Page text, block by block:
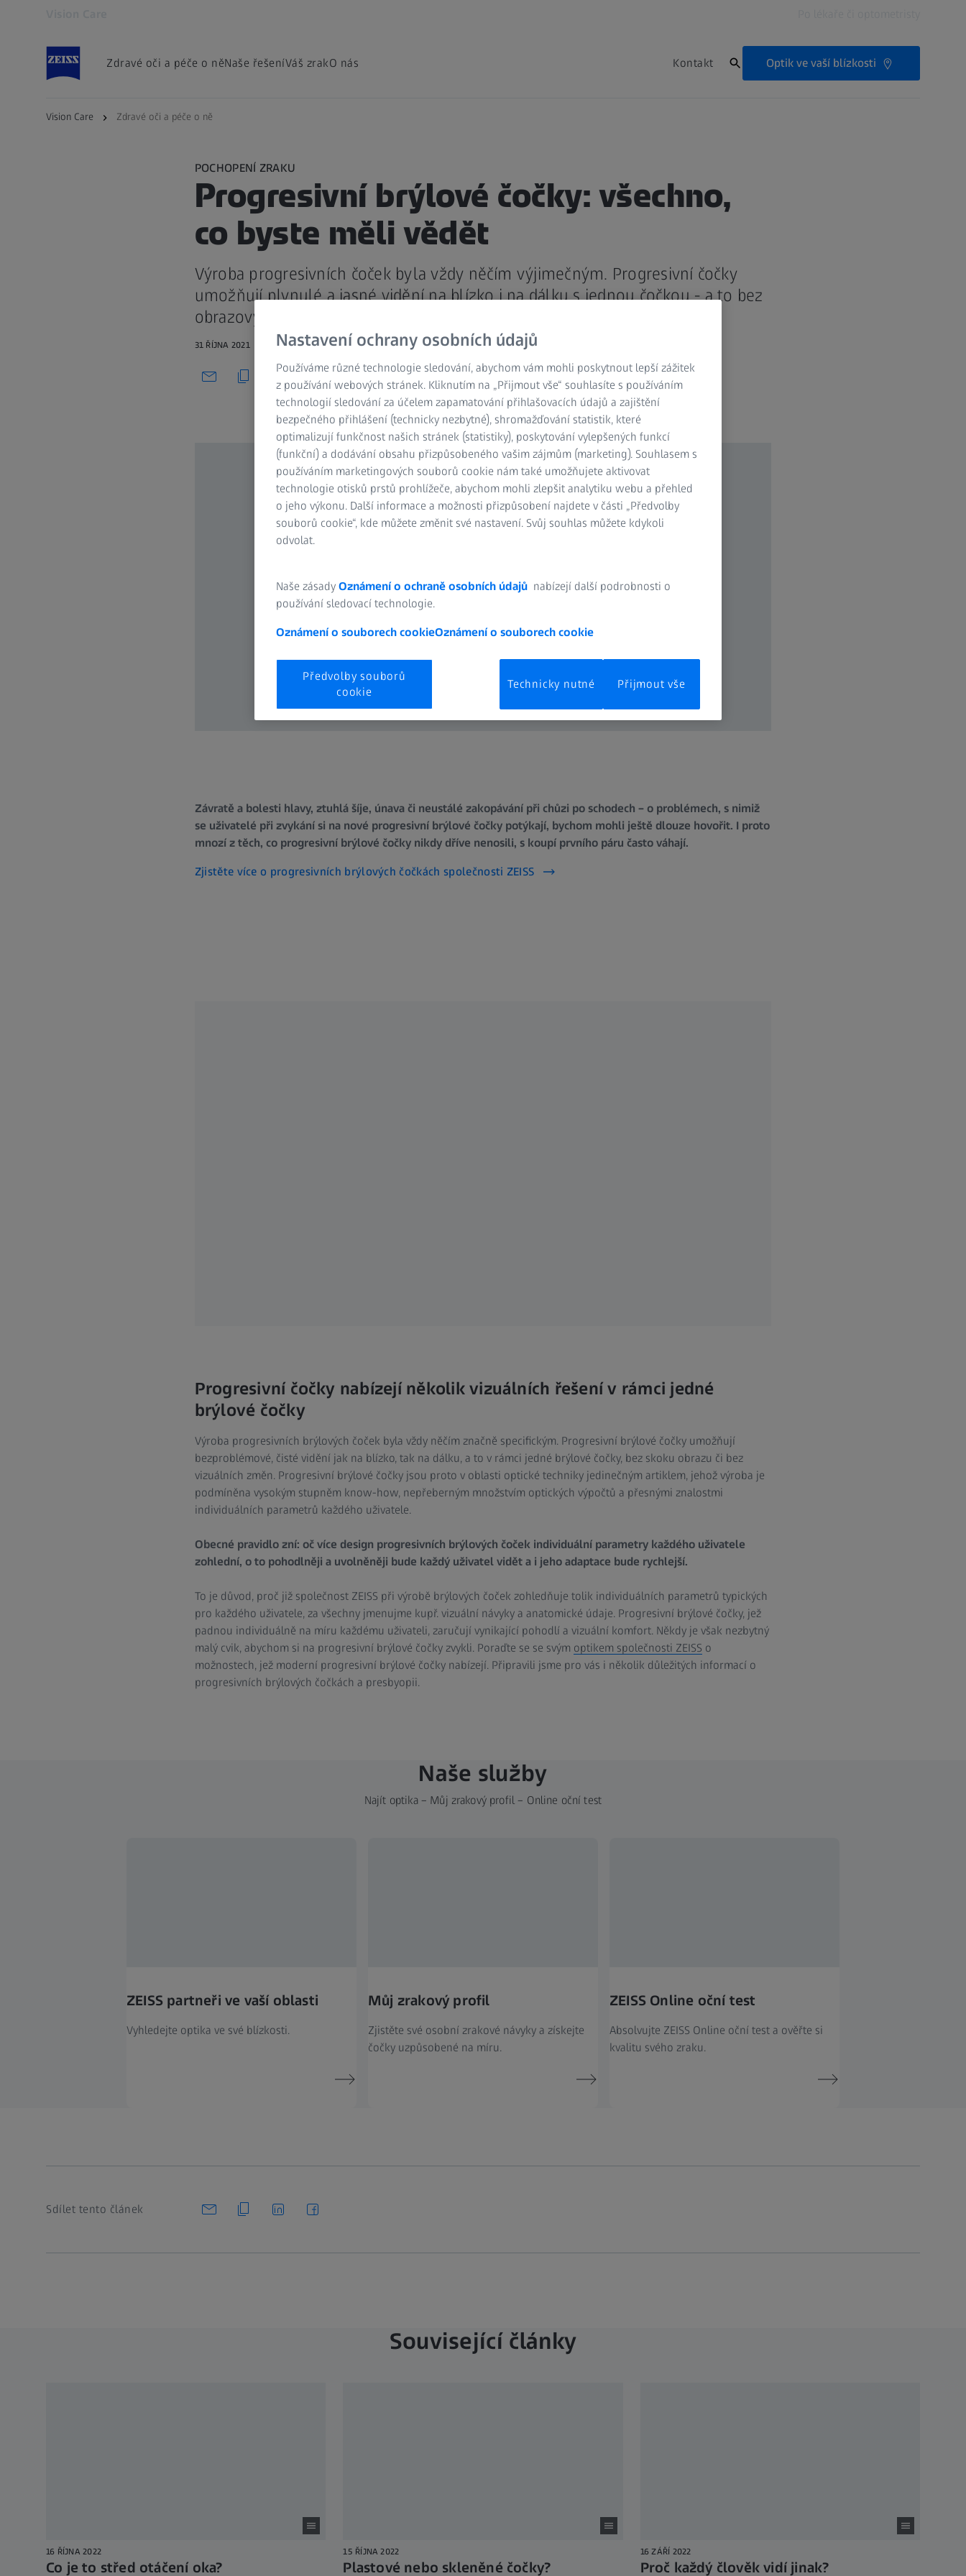
Zdravé oči a péče o něNaše řešeníVáš zrakO nás Kontakt Optik ve vaší blízkosti
Vision Care Zdravé oči a péče o ně
POCHOPENÍ ZRAKU
Progresivní brýlové čočky: všechno,
co byste měli vědět
Výroba progresivních čoček byla vždy něčím výjimečným. Progresivní čočky
umožňují plynulé a jasné vidění na blízko i na dálku s jednou čočkou - a to bez
obrazových skoků nebo přechodů.
31 ŘÍJNA 2021
Závratě a bolesti hlavy, ztuhlá šíje, únava či neustálé zakopávání při chůzi po schodech – o problémech, s nimiž
se uživatelé při zvykání si na nové progresivní brýlové čočky potýkají, bychom mohli ještě dlouze hovořit. I proto
mnozí z těch, co progresivní brýlové čočky nikdy dříve nenosili, s koupí prvního páru často váhají.
Zjistěte více o progresivních brýlových čočkách společnosti ZEISS
Progresivní čočky nabízejí několik vizuálních řešení v rámci jedné
brýlové čočky
Výroba progresivních brýlových čoček byla vždy něčím značně specifickým. Progresivní brýlové čočky umožňují
bezproblémové, čisté vidění jak na blízko, tak na dálku, a to v rámci jedné brýlové čočky, bez skoku obrazu či bez
vizuálních změn. Progresivní brýlové čočky jsou proto v oblasti optické techniky jedinečným artiklem, jehož výroba je
podmíněna vysokým stupněm know-how, nepřeberným množstvím optických výpočtů a přesnými znalostmi
individuálních parametrů každého uživatele.
Obecné pravidlo zní: oč více design progresivních brýlových čoček individuální parametry každého uživatele
zohlední, o to pohodlněji a uvolněněji bude každý uživatel vidět a i jeho adaptace bude rychlejší.
To je důvod, proč již společnost ZEISS při výrobě brýlových čoček zohledňuje tolik individuálních parametrů typických
pro každého uživatele, za všechny jmenujme kupř. vizuální návyky a anatomické údaje. Progresivní brýlové čočky, jež
padnou individuálně na míru každému uživateli, zaručují vynikající pohodlí a vizuální komfort. Někdy je však nezbytný
malý cvik, abychom si na progresivní brýlové čočky zvykli. Poraďte se se svým optikem společnosti ZEISS o
možnostech, jež moderní progresivní brýlové čočky nabízejí. Připravili jsme pro vás i několik důležitých informací o
progresivních brýlových čočkách a presbyopii.
Naše služby
Najít optika – Můj zrakový profil – Online oční test
ZEISS partneři ve vaší oblasti
Vyhledejte optika ve své blízkosti.
Můj zrakový profil
Zjistěte své osobní zrakové návyky a získejte
čočky uzpůsobené na míru.
ZEISS Online oční test
Absolvujte ZEISS Online oční test a ověřte si
kvalitu svého zraku.
Sdílet tento článek
Související články
16 ŘÍJNA 2022
Co je to střed otáčení oka?
15 ŘÍJNA 2022
Plastové nebo skleněné čočky?
16 ZÁŘÍ 2022
Proč každý člověk vidí jinak?
Nastavení ochrany osobních údajů
Používáme různé technologie sledování, abychom vám mohli poskytnout lepší zážitek
z používání webových stránek. Kliknutím na „Přijmout vše“ souhlasíte s používáním
technologií sledování za účelem zapamatování přihlašovacích údajů a zajištění
bezpečného přihlášení (technicky nezbytné), shromažďování statistik, které
optimalizují funkčnost našich stránek (statistiky), poskytování vylepšených funkcí
(funkční) a dodávání obsahu přizpůsobeného vašim zájmům (marketing). Souhlasem s
používáním marketingových souborů cookie nám také umožňujete aktivovat
technologie otisků prstů prohlížeče, abychom mohli zlepšit analytiku webu a přehled
o jeho výkonu. Další informace a možnosti přizpůsobení najdete v části „Předvolby
souborů cookie“, kde můžete změnit své nastavení. Svůj souhlas můžete kdykoli
odvolat.
Naše zásady Oznámení o ochraně osobních údajů nabízejí další podrobnosti o
používání sledovací technologie.
Oznámení o souborech cookieOznámení o souborech cookie
Předvolby souborů
cookie
Technicky nutné Přijmout vše